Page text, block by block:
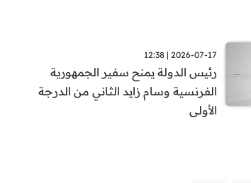
2026-07-17 | 12:38
رئيس الدولة يمنح سفير الجمهورية
الفرنسية وسام زايد الثاني من الدرجة
الأولى